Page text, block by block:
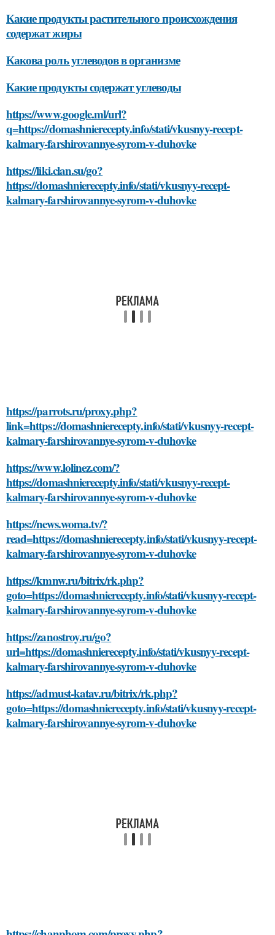
Какие продукты растительного происхождения
содержат жиры
Какова роль углеводов в организме
Какие продукты содержат углеводы
https://www.google.ml/url?
q=https://domashnierecepty.info/stati/vkusnyy-recept-
kalmary-farshirovannye-syrom-v-duhovke
https://liki.clan.su/go?
https://domashnierecepty.info/stati/vkusnyy-recept-
kalmary-farshirovannye-syrom-v-duhovke
https://parrots.ru/proxy.php?
link=https://domashnierecepty.info/stati/vkusnyy-recept-
kalmary-farshirovannye-syrom-v-duhovke
https://www.lolinez.com/?
https://domashnierecepty.info/stati/vkusnyy-recept-
kalmary-farshirovannye-syrom-v-duhovke
https://news.woma.tv/?
read=https://domashnierecepty.info/stati/vkusnyy-recept-
kalmary-farshirovannye-syrom-v-duhovke
https://kmnw.ru/bitrix/rk.php?
goto=https://domashnierecepty.info/stati/vkusnyy-recept-
kalmary-farshirovannye-syrom-v-duhovke
https://zanostroy.ru/go?
url=https://domashnierecepty.info/stati/vkusnyy-recept-
kalmary-farshirovannye-syrom-v-duhovke
https://admust-katav.ru/bitrix/rk.php?
goto=https://domashnierecepty.info/stati/vkusnyy-recept-
kalmary-farshirovannye-syrom-v-duhovke